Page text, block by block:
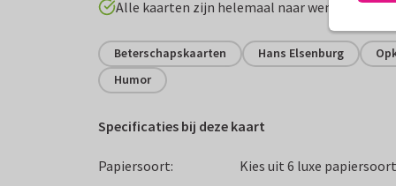
Alle kaarten zijn helemaal naar wens aan te
Beterschapskaarten Hans Elsenburg
Humor
Specificaties bij deze kaart
Papiersoort: Kies uit 6 luxe